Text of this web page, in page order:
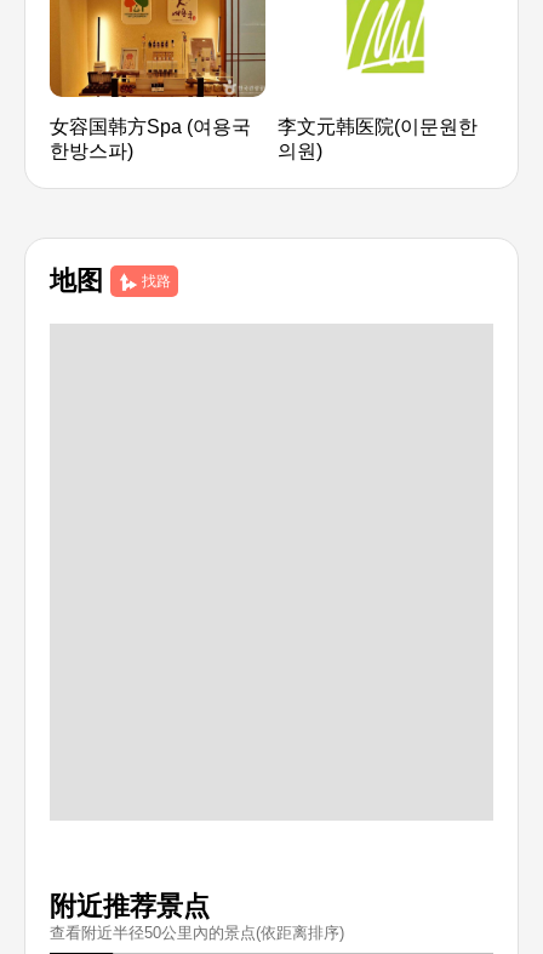
女容国韩方Spa (여용국
한방스파)
李文元韩医院(이문원한
의원)
地图 找路
附近推荐景点
查看附近半径50公里內的景点(依距离排序)